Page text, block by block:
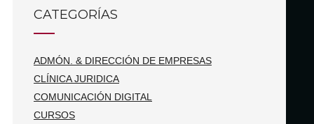
CATEGORÍAS
ADMÓN. & DIRECCIÓN DE EMPRESAS
CLÍNICA JURIDICA
COMUNICACIÓN DIGITAL
CURSOS